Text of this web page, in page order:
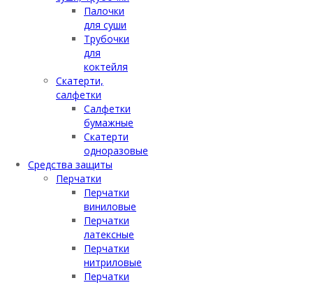
Палочки
для суши
Трубочки
для
коктейля
Скатерти,
салфетки
Салфетки
бумажные
Скатерти
одноразовые
Средства защиты
Перчатки
Перчатки
виниловые
Перчатки
латексные
Перчатки
нитриловые
Перчатки